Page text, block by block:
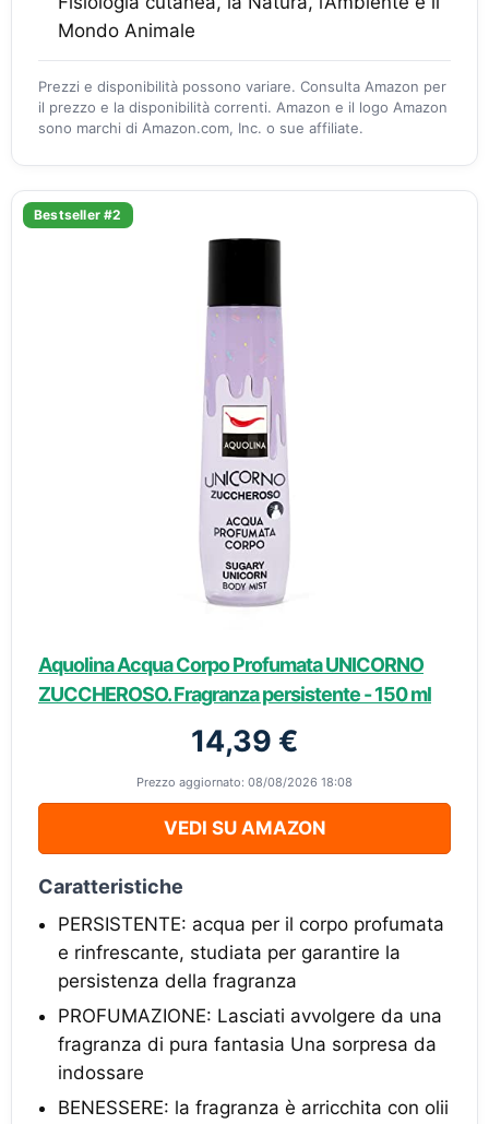
Mondo Animale
Prezzi e disponibilità possono variare. Consulta Amazon per
il prezzo e la disponibilità correnti. Amazon e il logo Amazon
sono marchi di Amazon.com, Inc. o sue affiliate.
Bestseller #2
Aquolina Acqua Corpo Profumata UNICORNO
ZUCCHEROSO. Fragranza persistente - 150 ml
14,39 €
Prezzo aggiornato: 08/08/2026 18:08
VEDI SU AMAZON
Caratteristiche
PERSISTENTE: acqua per il corpo profumata
e rinfrescante, studiata per garantire la
persistenza della fragranza
PROFUMAZIONE: Lasciati avvolgere da una
fragranza di pura fantasia Una sorpresa da
indossare
BENESSERE: la fragranza è arricchita con olii